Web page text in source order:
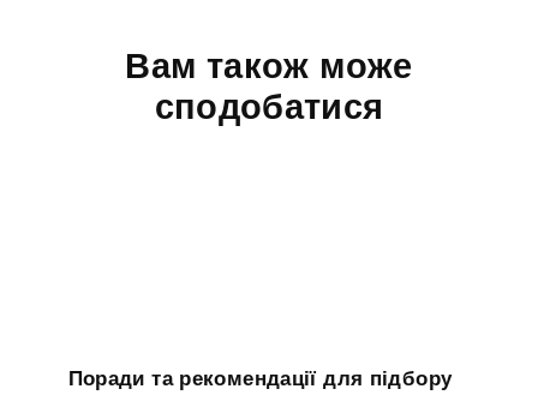
Вам також може
сподобатися
Поради та рекомендації для підбору